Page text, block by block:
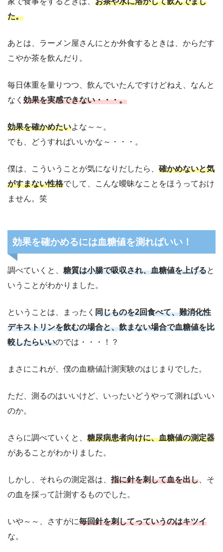
た。
あとは、ラーメン屋さんにとか外食するときは、からだす
こやか茶を飲んだり。
毎日体重を量りつつ、飲んでいたんですけどねえ、なんと
なく 効果を実感できない・・・。
効果を確かめたいよな～～。
でも、どうすればいいかな～・・・。
僕は、こういうことが気になりだしたら、 確かめないと気
がすまない性格でして、こんな曖昧なことをほうっておけ
ません。笑
効果を確かめるには血糖値を測ればいい！
調べていくと、 糖質は小腸で吸収され、血糖値を上げると
いうことがわかりました。
ということは、まったく 同じものを2回食べて、難消化性
デキストリンを飲むの場合と、飲まない場合で血糖値を比
較したらいいのでは・・・！？
まさにこれが、僕の血糖値計測実験のはじまりでした。
ただ、測るのはいいけど、いったいどうやって測ればいい
のか。
さらに調べていくと、 糖尿病患者向けに、血糖値の測定器
があることがわかりました。
しかし、それらの測定器は、 指に針を刺して血を出し 、そ
の血を採って計測するものでした。
いや～～、さすがに毎回針を刺してっていうのはキツイ
な。